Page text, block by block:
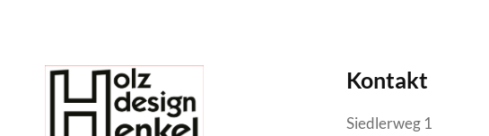
Kontakt
Siedlerweg 1